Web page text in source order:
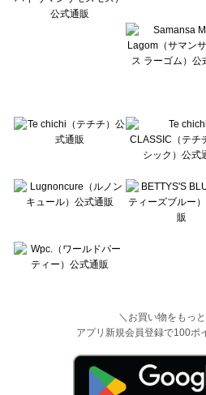
Wpc.（ワールドパーティー）の一覧
＼お買い物をもっ
アプリ新規会員登録で100ポ